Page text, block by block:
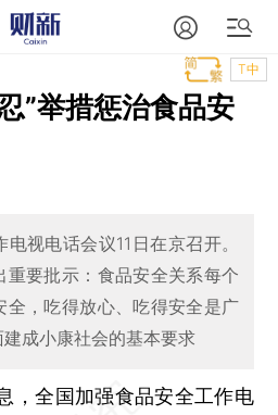
T中
”举措惩治食品安
视电话会议11日在京召开。
重要批示：食品安全关系每个
全，吃得放心、吃得安全是广
成小康社会的基本要求
全国加强食品安全工作电